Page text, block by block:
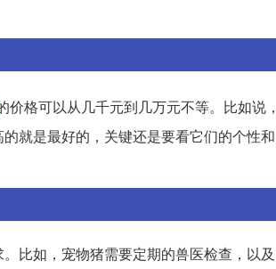
价格可以从几千元到几万元不等。比如说，
就是最好的，关键还是要看它们的个性和
比如，宠物猪需要定期的兽医检查，以及